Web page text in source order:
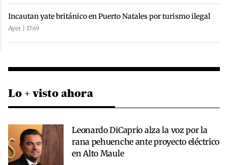
Incautan yate británico en Puerto Natales por turismo ilegal
Ayer | 17:49
Lo + visto ahora
Leonardo DiCaprio alza la voz por la
rana pehuenche ante proyecto eléctrico
en Alto Maule